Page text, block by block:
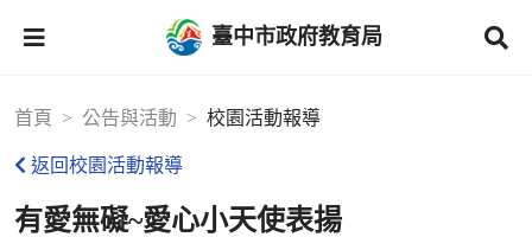
臺中市政府教育局
首頁 公告與活動 校園活動報導
返回校園活動報導
有愛無礙~愛心小天使表揚